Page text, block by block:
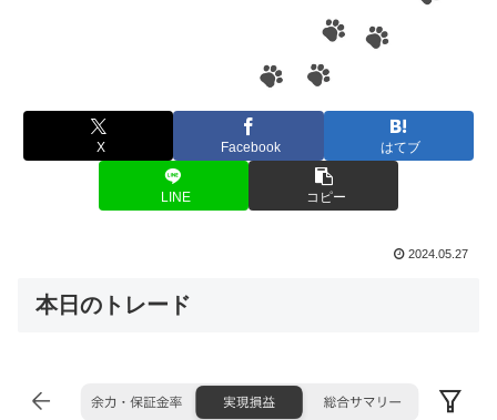
X Facebook はてブ
LINE コピー
2024.05.27
本日のトレード